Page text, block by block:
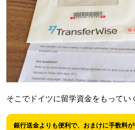
そこでドイツに留学資金をもってい
銀行送金よりも便利で、おまけに手数料が